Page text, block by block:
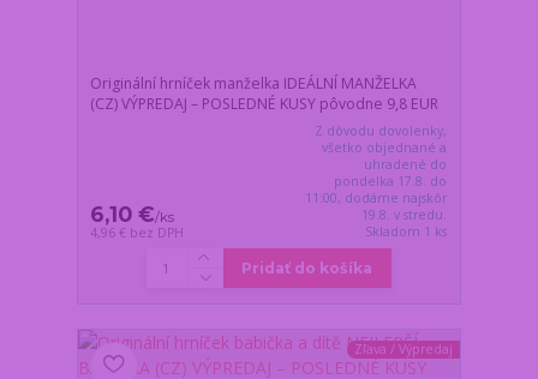
Originální hrníček manželka IDEÁLNÍ MANŽELKA
(CZ) VÝPREDAJ – POSLEDNÉ KUSY pôvodne 9,8 EUR
6,10 €/ks
4,96 € bez DPH
Z dôvodu dovolenky,
všetko objednané a
uhradené do
pondelka 17.8. do
11:00, dodáme najskôr
19.8. v stredu.
Skladom 1 ks
Pridať do košíka
Zľava / Výpredaj